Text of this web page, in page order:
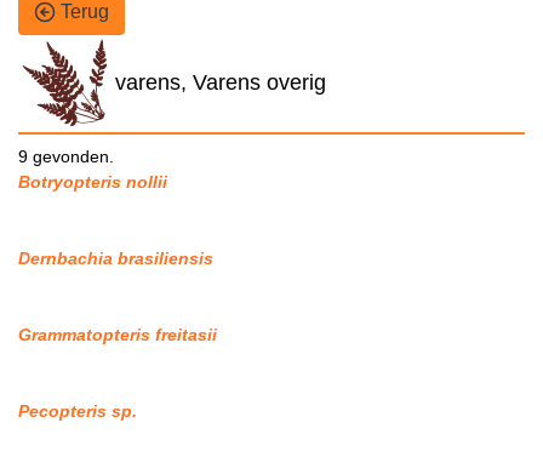
Terug
varens, Varens overig
9 gevonden.
Botryopteris nollii
Dernbachia brasiliensis
Grammatopteris freitasii
Pecopteris sp.